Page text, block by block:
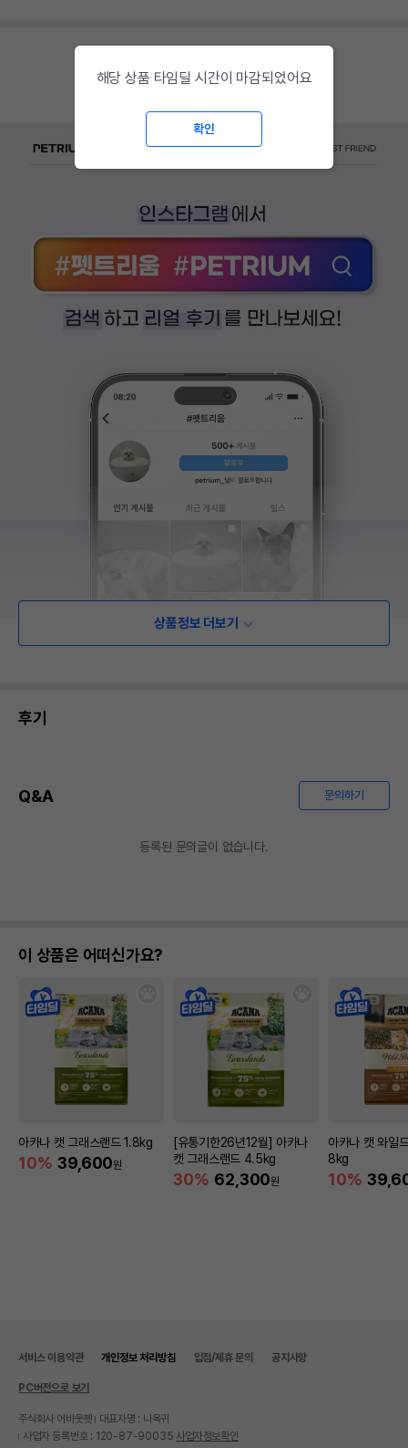
상품정보 더보기
후기
Q&A 문의하기
등록된 문의글이 없습니다.
이 상품은 어떠신가요?
아카나 캣 그래스랜드 1.8kg
10% 39,600원
[유통기한26년12월] 아카나
캣 그래스랜드 4.5kg
30% 62,300원
아카나 캣 와일
8kg
10%
서비스 이용약관 개인정보 처리방침 입점/제휴 문의 공지사항
PC버전으로 보기
주식회사 어바웃펫
대표자명 : 나옥귀
사업자 등록번호 : 120-87-90035 사업자정보확인
해당 상품 타임딜 시간이 마감되었어요
확인